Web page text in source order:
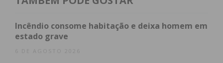
Assine nossa newsletter por e-mail e
Incêndio consome habitação e deixa homem em
estado grave
6 DE AGOSTO 2026